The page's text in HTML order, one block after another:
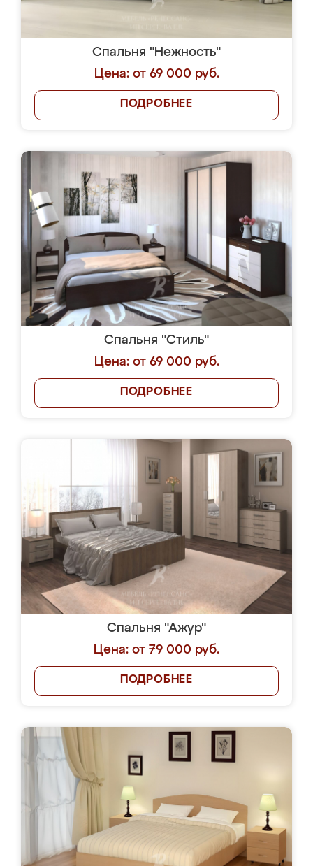
Спальня "Нежность"
Цена: от 69 000 руб.
ПОДРОБНЕЕ
Спальня "Стиль"
Цена: от 69 000 руб.
ПОДРОБНЕЕ
Спальня "Ажур"
Цена: от 79 000 руб.
ПОДРОБНЕЕ